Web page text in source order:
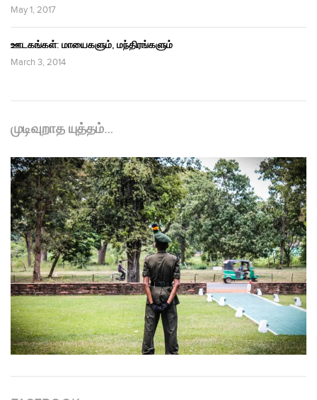
May 1, 2017
ஊடகங்கள்: மாயைகளும், மந்திரங்களும்
March 3, 2014
முடிவுறாத யுத்தம்…